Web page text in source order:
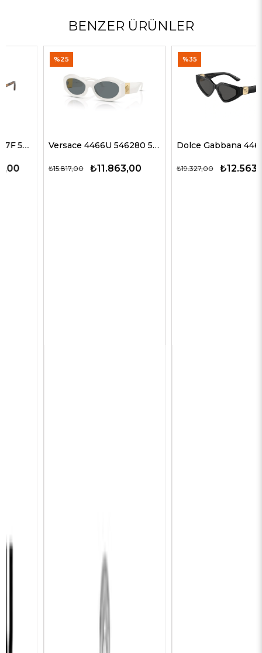
BENZER ÜRÜNLER
Versace 4466U 546280 54 G Kadın Güneş Gözlükleri
₺11.863,00
₺15.817,00
Dolce Gabbana 4469 501/87 59 G Kadın Güneş Gözlükleri
₺12.563,00
₺19.327,00